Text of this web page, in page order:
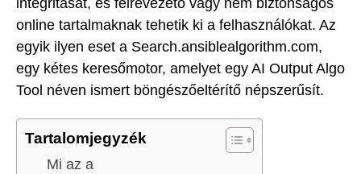
online tartalmaknak tehetik ki a felhasználókat. Az
egyik ilyen eset a Search.ansiblealgorithm.com,
egy kétes keresőmotor, amelyet egy AI Output Algo
Tool néven ismert böngészőeltérítő népszerűsít.
Tartalomjegyzék
Mi az a